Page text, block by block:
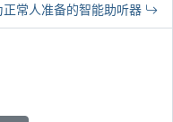
常人准备的智能助听器